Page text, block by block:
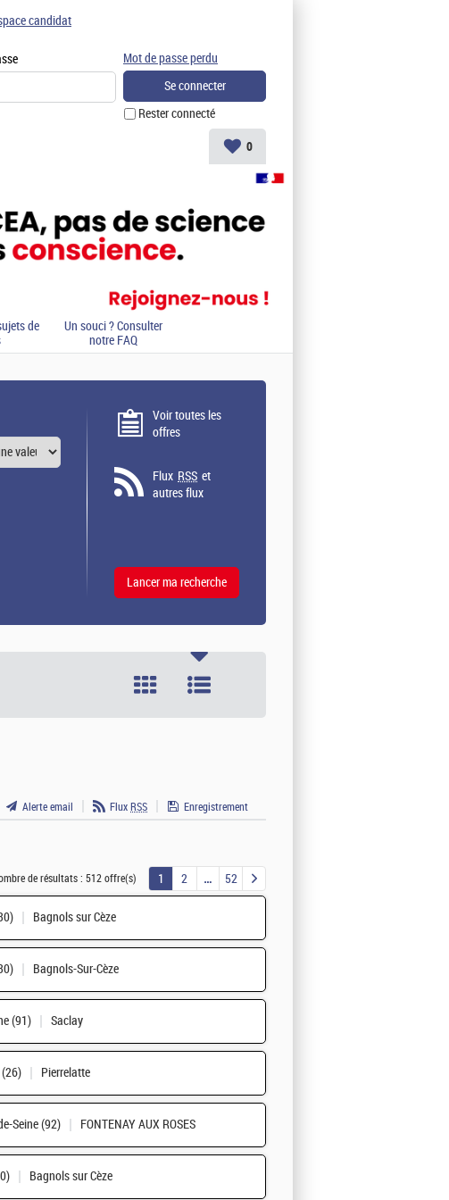
Rester connecté
Mot de passe perdu
candidat
0
de
Un souci ? Consulter
notre FAQ
Voir toutes les
offres
Flux RSS et
autres flux
Alerte email Flux RSS
Enregistrement
de résultats : 512 offre(s) 1 2 52
Bagnols sur Cèze
Bagnols-Sur-Cèze
(91) Saclay
(26) Pierrelatte
Seine (92) FONTENAY AUX ROSES
Bagnols sur Cèze